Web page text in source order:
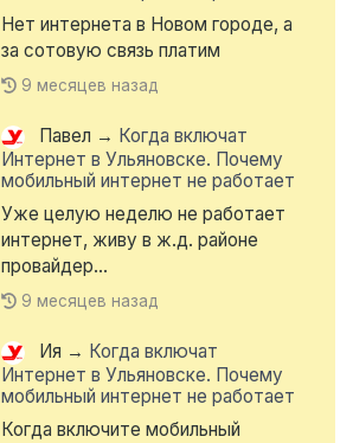
Нет интернета в Новом городе, а
за сотовую связь платим
9 месяцев назад
Павел → Когда включат
Интернет в Ульяновске. Почему
мобильный интернет не работает
Уже целую неделю не работает
интернет, живу в ж.д. районе
провайдер...
9 месяцев назад
Ия → Когда включат
Интернет в Ульяновске. Почему
мобильный интернет не работает
Когда включите мобильный